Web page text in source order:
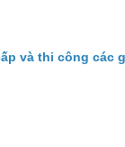
và thi công